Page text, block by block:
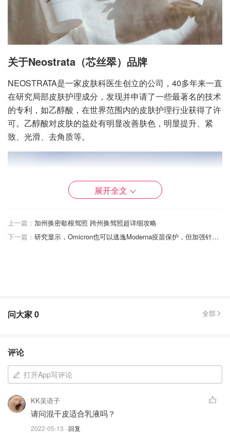
关于Neostrata（芯丝翠）品牌
NEOSTRATA是一家皮肤科医生创立的公司，40多年来一直
在研究局部皮肤护理成分，发现并申请了一些最著名的技术
的专利，如乙醇酸，在世界范围内的皮肤护理行业获得了许
可。乙醇酸对皮肤的益处有明显改善肤色，明显提升、紧
致、光滑、去角质等。
什么是果酸❓
展开全文
上一篇： 加州换密歇根驾照 跨州换驾照超详细攻略
下一篇：
研究显示，Omicron也可以逃逸Moderna疫苗保护，但加强针有帮助
问大家0 全部
评论
打开App写评论
KK吴语子
请问混干皮适合乳液吗？
2022-05-13 · 回复